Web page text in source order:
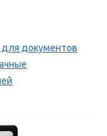
документов